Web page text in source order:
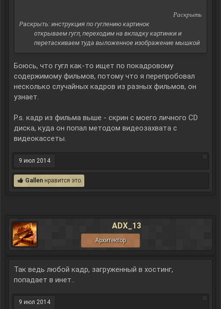
Раскрыть
Раскрыть: инструкция по гуглению картинок
открываем гугл, переходим на вкладку картинки и
перетаскиваем туда выложенное изображение мышкой​
Боюсь, что гугл как-то ищет по покадровому
содержимому фильмов, потому что я перепробовал
несколько случайных кадров из разных фильмов, он
узнает.
P.s. кадр из фильма выше - скрин с моего личного CD
диска, куда он попал методом видеозахвата с
видеокассеты.
9 июл 2014
Gallen нравится это.
ADX_13
Архитектор
Так ведь любой кадр, загруженный в хостинг,
попадает в инет..
9 июл 2014